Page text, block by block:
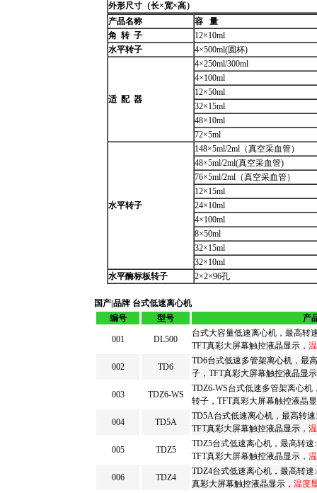
外形尺寸（长×宽×高）
产品名称
容 量
角 转 子
12×10ml
水平转子
4×500ml(圆杯)
适 配 器
4×250ml/300ml
4×100ml
12×50ml
32×15ml
48×10ml
72×5ml
水平转子
148×5ml/2ml（真空采血管）
48×5ml/2ml(真空采血管)
76×5ml/2ml（真空采血管）
12×15ml
24×10ml
4×100ml
8×50ml
32×15ml
32×10ml
水平酶标板转子
2×2×96孔
国产|品牌 台式低速离心机
编号
型号 产
001 DL500
台式大容量低速离心机，最高转
TFT真彩大屏幕触控液晶显示，
002 TD6
TD6台式低速多管架离心机，最
子，TFT真彩大屏幕触控液晶显
003 TDZ6-WS
TDZ6-WS台式低速多管架离心机
转子，TFT真彩大屏幕触控液晶
004 TD5A
TD5A台式低速离心机，最高转速
TFT真彩大屏幕触控液晶显示，
005 TDZ5
TDZ5台式低速离心机，最高转速
TFT真彩大屏幕触控液晶显示，
006 TDZ4
TDZ4台式低速离心机，最高转速
真彩大屏幕触控液晶显示， 温度